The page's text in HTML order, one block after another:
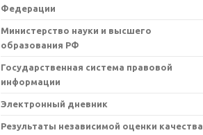
Федерации
Министерство науки и высшего
образования РФ
Государственная система правовой
информации
Электронный дневник
Результаты независимой оценки качества